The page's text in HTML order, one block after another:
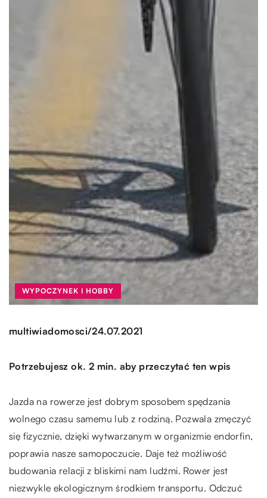
WYPOCZYNEK I HOBBY
multiwiadomosci/24.07.2021
Potrzebujesz ok. 2 min. aby przeczytać ten wpis
Jazda na rowerze jest dobrym sposobem spędzania
wolnego czasu samemu lub z rodziną. Pozwala zmęczyć
się fizycznie, dzięki wytwarzanym w organizmie endorfin,
poprawia nasze samopoczucie. Daje też możliwość
budowania relacji z bliskimi nam ludźmi. Rower jest
niezwykle ekologicznym środkiem transportu. Odczuć